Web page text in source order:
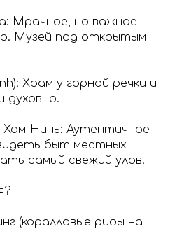
Мрачное, но важное
Музей под открытым
Храм у горной речки и
духовно.
Хам-Нинь: Аутентичное
быт местных
самый свежий улов.
(коралловые рифы на